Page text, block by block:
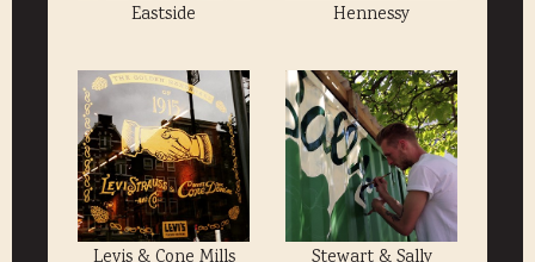
Eastside Hennessy